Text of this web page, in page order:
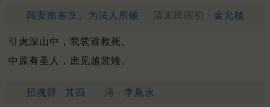
闻安南东京。为法人所破 清末民国初 · 金允植
引虎深山中，茕茕谁救死。
中原有圣人，庶见越裳雉。
招魂辞 其四 清 · 李胤永